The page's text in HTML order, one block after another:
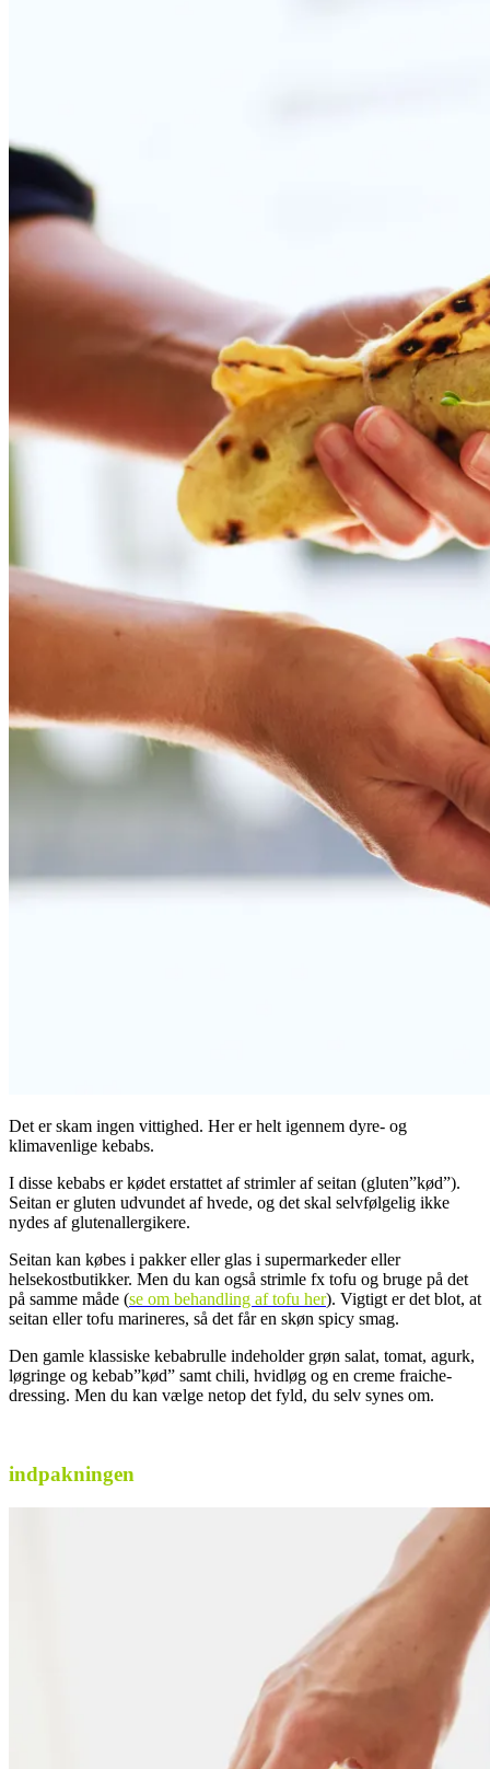
Det er skam ingen vittighed. Her er helt igennem dyre- og
klimavenlige kebabs.
I disse kebabs er kødet erstattet af strimler af seitan (gluten”kød”).
Seitan er gluten udvundet af hvede, og det skal selvfølgelig ikke
nydes af glutenallergikere.
Seitan kan købes i pakker eller glas i supermarkeder eller
helsekostbutikker. Men du kan også strimle fx tofu og bruge på det
på samme måde (se om behandling af tofu her). Vigtigt er det blot, at
seitan eller tofu marineres, så det får en skøn spicy smag.
Den gamle klassiske kebabrulle indeholder grøn salat, tomat, agurk,
løgringe og kebab”kød” samt chili, hvidløg og en creme fraiche-
dressing. Men du kan vælge netop det fyld, du selv synes om.
indpakningen